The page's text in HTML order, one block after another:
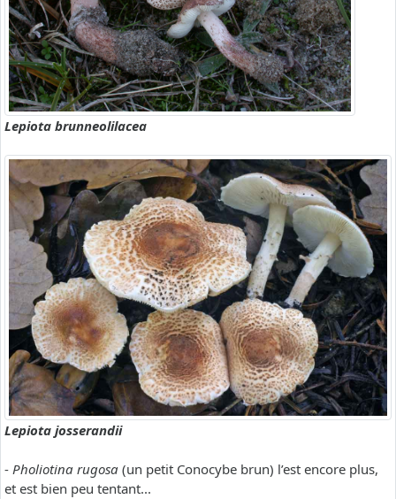
Lepiota brunneolilacea
Lepiota josserandii
- Pholiotina rugosa (un petit Conocybe brun) l’est encore plus,
et est bien peu tentant...